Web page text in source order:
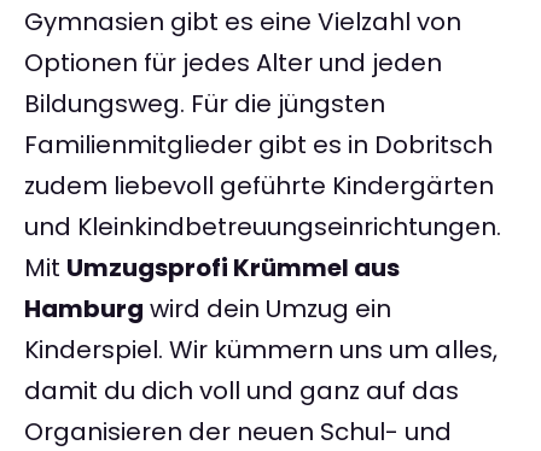
Gymnasien gibt es eine Vielzahl von
Optionen für jedes Alter und jeden
Bildungsweg. Für die jüngsten
Familienmitglieder gibt es in Dobritsch
zudem liebevoll geführte Kindergärten
und Kleinkindbetreuungseinrichtungen.
Mit Umzugsprofi Krümmel aus
Hamburg wird dein Umzug ein
Kinderspiel. Wir kümmern uns um alles,
damit du dich voll und ganz auf das
Organisieren der neuen Schul- und